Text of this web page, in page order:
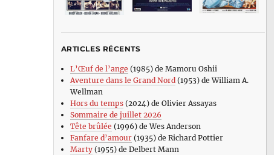
ARTICLES RÉCENTS
L’Œuf de l’ange (1985) de Mamoru Oshii
Aventure dans le Grand Nord(1953) de William A.
Wellman
Hors du temps(2024) de Olivier Assayas
Sommaire de juillet 2026
Tête brûlée (1996) de Wes Anderson
Fanfare d’amour(1935) de Richard Pottier
Marty(1955) de Delbert Mann